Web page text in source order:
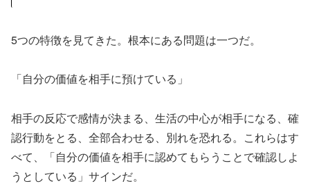
5つの特徴を見てきた。根本にある問題は一つだ。
「自分の価値を相手に預けている」
相手の反応で感情が決まる、生活の中心が相手になる、確
認行動をとる、全部合わせる、別れを恐れる。これらはす
べて、「自分の価値を相手に認めてもらうことで確認しよ
うとしている」サインだ。